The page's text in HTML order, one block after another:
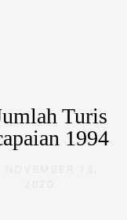
Turis
1994
NOVEMBER 13,
2020